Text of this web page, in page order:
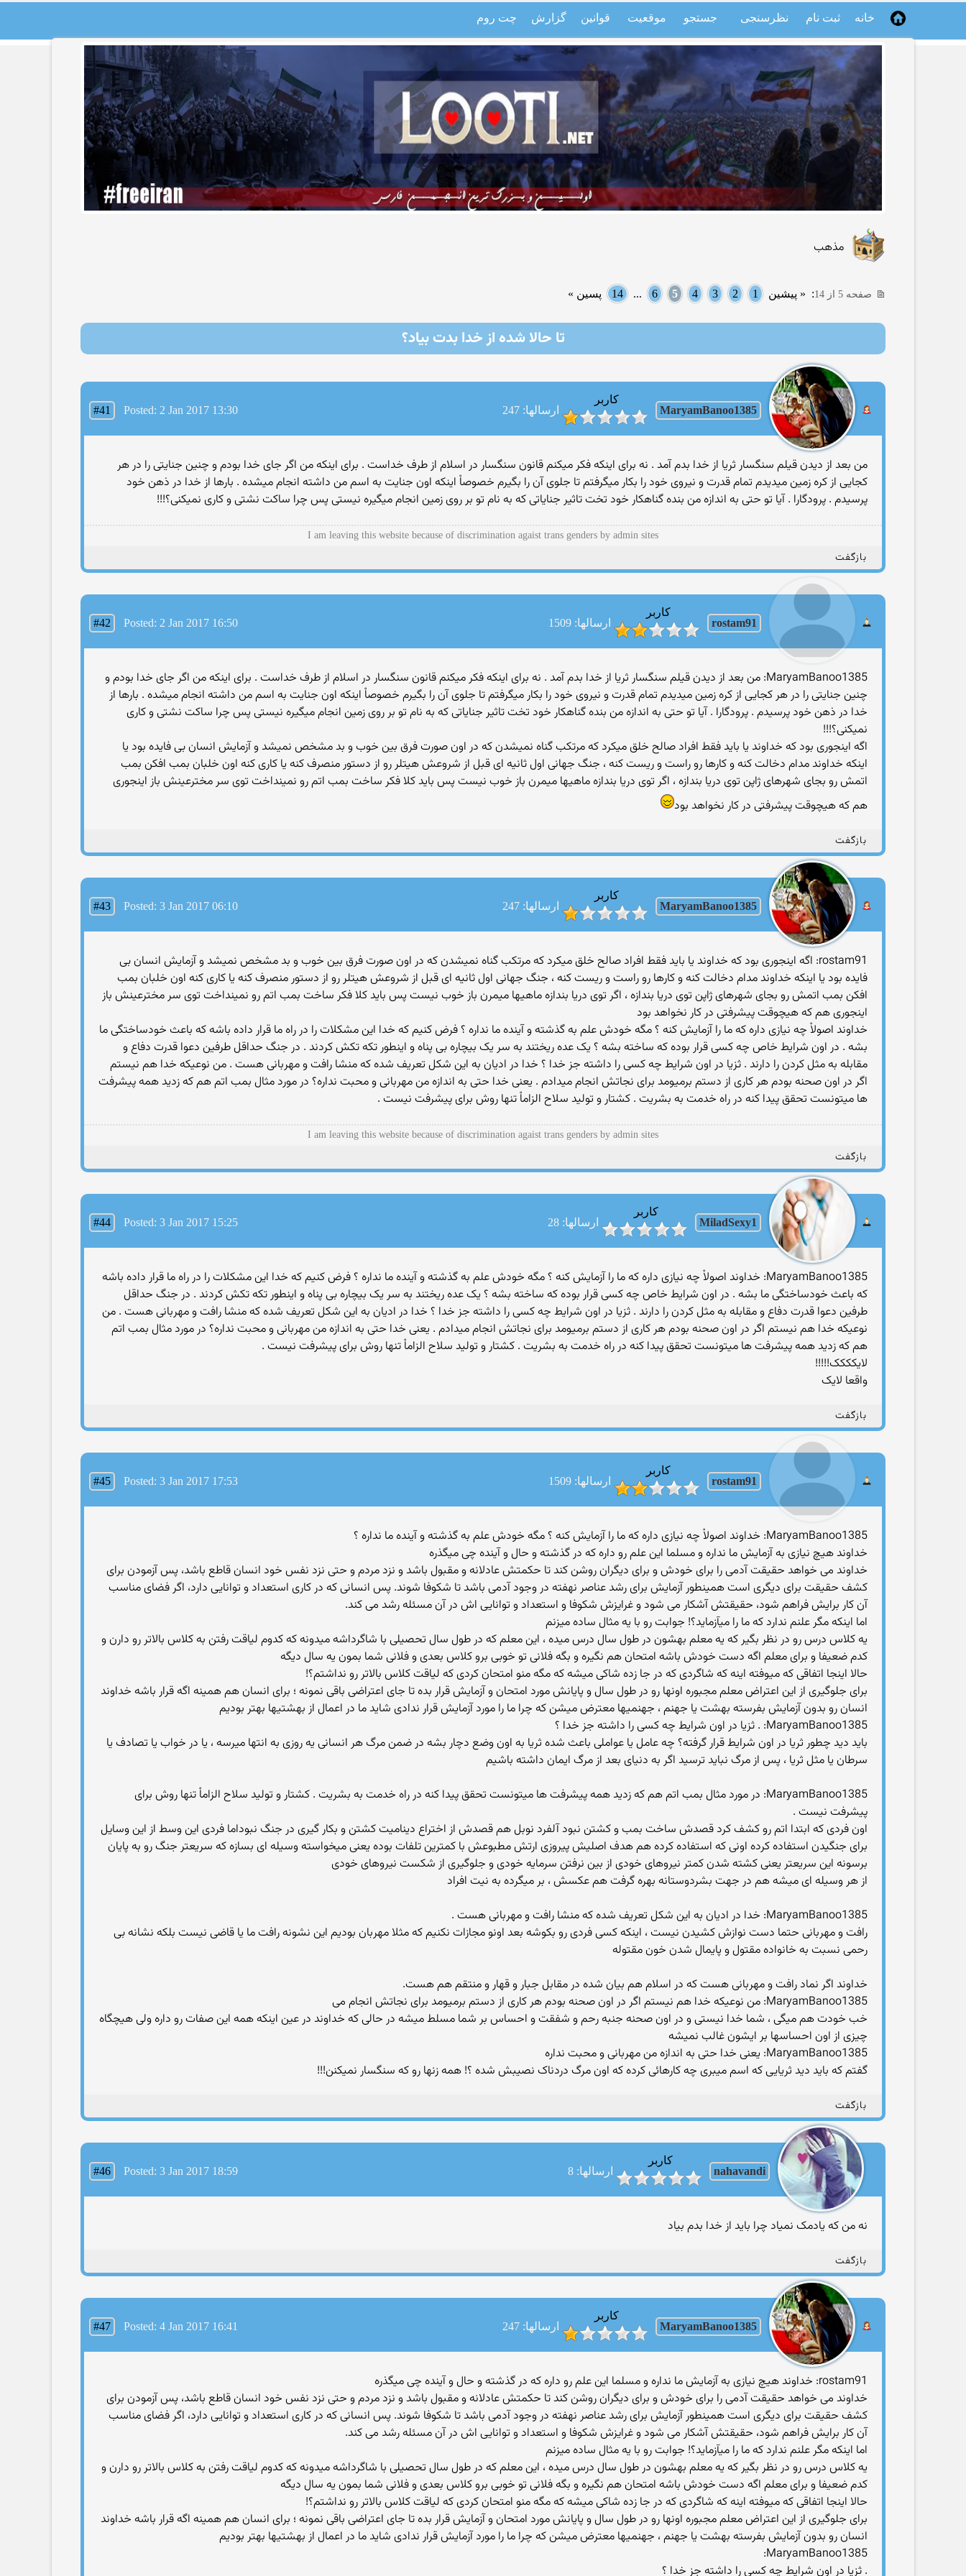
خانه ثبت نام نظرسنجی جستجو موقعیت قوانین گزارش چت روم
مذهب
صفحه 5 از 14 : « پیشین 1
2
3
4
5
6
...
14 پسین »
تا حالا شده از خدا بدت بیاد؟
MaryamBanoo1385
کاربر
ارسالها: 247
#41 Posted: 2 Jan 2017 13:30
من بعد از دیدن قیلم سنگسار ثریا از خدا بدم آمد . نه برای اینکه فکر میکنم قانون سنگسار در اسلام از طرف خداست . برای اینکه من اگر جای خدا بودم و چنین جنایتی را در هر
کجایی از کره زمین میدیدم تمام قدرت و نیروی خود را بکار میگرفتم تا جلوی آن را بگیرم خصوصاْ اینکه اون جنایت به اسم من داشته انجام میشده . بارها از خدا در ذهن خود
پرسیدم . پرودگارا . آیا تو حتی به اندازه من بنده گناهکار خود تخت تاثیر جنایاتی که به نام تو بر روی زمین انجام میگیره نیستی پس چرا ساکت نشتی و کاری نمیکنی؟!!!
I am leaving this website because of discrimination agaist trans genders by admin sites
بازگفت
rostam91
کاربر
ارسالها: 1509
#42 Posted: 2 Jan 2017 16:50
MaryamBanoo1385: من بعد از دیدن قیلم سنگسار ثریا از خدا بدم آمد . نه برای اینکه فکر میکنم قانون سنگسار در اسلام از طرف خداست . برای اینکه من اگر جای خدا بودم و
چنین جنایتی را در هر کجایی از کره زمین میدیدم تمام قدرت و نیروی خود را بکار میگرفتم تا جلوی آن را بگیرم خصوصاْ اینکه اون جنایت به اسم من داشته انجام میشده . بارها از
خدا در ذهن خود پرسیدم . پرودگارا . آیا تو حتی به اندازه من بنده گناهکار خود تخت تاثیر جنایاتی که به نام تو بر روی زمین انجام میگیره نیستی پس چرا ساکت نشتی و کاری
نمیکنی؟!!!
اگه اینجوری بود که خداوند یا باید فقط افراد صالح خلق میکرد که مرتکب گناه نمیشدن که در اون صورت فرق بین خوب و بد مشخص نمیشد و آزمایش انسان بی فایده بود یا
اینکه خداوند مدام دخالت کنه و کارها رو راست و ریست کنه ، جنگ جهانی اول ثانیه ای قبل از شروعش هیتلر رو از دستور منصرف کنه یا کاری کنه اون خلبان بمب افکن بمب
اتمش رو بجای شهرهای ژاپن توی دریا بندازه ، اگر توی دریا بندازه ماهیها میمرن باز خوب نیست پس باید کلا فکر ساخت بمب اتم رو نمینداخت توی سر مخترعینش باز اینجوری
هم که هیچوقت پیشرفتی در کار نخواهد بود
بازگفت
MaryamBanoo1385
کاربر
ارسالها: 247
#43 Posted: 3 Jan 2017 06:10
rostam91: اگه اینجوری بود که خداوند یا باید فقط افراد صالح خلق میکرد که مرتکب گناه نمیشدن که در اون صورت فرق بین خوب و بد مشخص نمیشد و آزمایش انسان بی
فایده بود یا اینکه خداوند مدام دخالت کنه و کارها رو راست و ریست کنه ، جنگ جهانی اول ثانیه ای قبل از شروعش هیتلر رو از دستور منصرف کنه یا کاری کنه اون خلبان بمب
افکن بمب اتمش رو بجای شهرهای ژاپن توی دریا بندازه ، اگر توی دریا بندازه ماهیها میمرن باز خوب نیست پس باید کلا فکر ساخت بمب اتم رو نمینداخت توی سر مخترعینش باز
اینجوری هم که هیچوقت پیشرفتی در کار نخواهد بود
خداوند اصولاْ چه نیازی داره که ما را آزمایش کنه ؟ مگه خودش علم به گذشته و آینده ما نداره ؟ فرض کنیم که خدا این مشکلات را در راه ما قرار داده باشه که باعث خودساختگی ما
بشه . در اون شرایط خاص چه کسی قرار بوده که ساخته بشه ؟ یک عده ریختند به سر یک بیچاره بی پناه و اینطور تکه تکش کردند . در جنگ حداقل طرفین دعوا قدرت دفاع و
مقابله به مثل کردن را دارند . ثزیا در اون شرایط چه کسی را داشته جز خدا ؟ خدا در ادیان به این شکل تعریف شده که منشا رافت و مهربانی هست . من نوعیکه خدا هم نیستم
اگر در اون صحنه بودم هر کاری از دستم برمیومد برای نجاتش انجام میدادم . یعنی خدا حتی به اندازه من مهربانی و محبت نداره؟ در مورد مثال بمب اتم هم که زدید همه پیشرفت
ها میتونست تحقق پیدا کنه در راه خدمت به بشریت . کشتار و تولید سلاح الزاماْ تنها روش برای پیشرفت نیست .
I am leaving this website because of discrimination agaist trans genders by admin sites
بازگفت
MiladSexy1
کاربر
ارسالها: 28
#44 Posted: 3 Jan 2017 15:25
MaryamBanoo1385: خداوند اصولاْ چه نیازی داره که ما را آزمایش کنه ؟ مگه خودش علم به گذشته و آینده ما نداره ؟ فرض کنیم که خدا این مشکلات را در راه ما قرار داده باشه
که باعث خودساختگی ما بشه . در اون شرایط خاص چه کسی قرار بوده که ساخته بشه ؟ یک عده ریختند به سر یک بیچاره بی پناه و اینطور تکه تکش کردند . در جنگ حداقل
طرفین دعوا قدرت دفاع و مقابله به مثل کردن را دارند . ثزیا در اون شرایط چه کسی را داشته جز خدا ؟ خدا در ادیان به این شکل تعریف شده که منشا رافت و مهربانی هست . من
نوعیکه خدا هم نیستم اگر در اون صحنه بودم هر کاری از دستم برمیومد برای نجاتش انجام میدادم . یعنی خدا حتی به اندازه من مهربانی و محبت نداره؟ در مورد مثال بمب اتم
هم که زدید همه پیشرفت ها میتونست تحقق پیدا کنه در راه خدمت به بشریت . کشتار و تولید سلاح الزاماْ تنها روش برای پیشرفت نیست .
لایکککک!!!!!
واقعا لایک
بازگفت
rostam91
کاربر
ارسالها: 1509
#45 Posted: 3 Jan 2017 17:53
MaryamBanoo1385: خداوند اصولاْ چه نیازی داره که ما را آزمایش کنه ؟ مگه خودش علم به گذشته و آینده ما نداره ؟
خداوند هیچ نیازی به آزمایش ما نداره و مسلما این علم رو داره که در گذشته و حال و آینده چی میگذره
خداوند می خواهد حقیقت آدمی را برای خودش و برای دیگران روشن کند تا حکمتش عادلانه و مقبول باشد و نزد مردم و حتی نزد نفس خود انسان قاطع باشد، پس آزمودن برای
کشف حقیقت برای دیگری است همینطور آزمایش برای رشد عناصر نهفته در وجود آدمی باشد تا شکوفا شوند. پس انسانی که در کاری استعداد و توانایی دارد، اگر فضای مناسب
آن کار برایش فراهم شود، حقیقتش آشکار می شود و غرایزش شکوفا و استعداد و توانایی اش در آن مسئله رشد می کند.
اما اینکه مگر علنم ندارد که ما را میآزماید؟! جوابت رو با یه مثال ساده میزنم
یه کلاس درس رو در نظر بگیر که یه معلم بهشون در طول سال درس میده ، این معلم که در طول سال تحصیلی با شاگرداشه میدونه که کدوم لیاقت رفتن به کلاس بالاتر رو دارن و
کدم ضعیفا و برای معلم اگه دست خودش باشه امتحان هم نگیره و بگه فلانی تو خوبی برو کلاس بعدی و فلانی شما بمون یه سال دیگه
حالا اینجا اتفاقی که میوفته اینه که شاگردی که در جا زده شاکی میشه که مگه منو امتحان کردی که لیاقت کلاس بالاتر رو نداشتم؟!
برای جلوگیری از این اعتراض معلم مجبوره اونها رو در طول سال و پایانش مورد امتحان و آزمایش قرار بده تا جای اعتراضی باقی نمونه ؛ برای انسان هم همینه اگه قرار باشه خداوند
انسان رو بدون آزمایش بفرسته بهشت یا جهنم ، جهنمیها معترض میشن که چرا ما را مورد آزمایش قرار ندادی شاید ما در اعمال از بهشتیها بهتر بودیم
MaryamBanoo1385: . ثزیا در اون شرایط چه کسی را داشته جز خدا ؟
باید دید چطور ثریا در اون شرایط قرار گرفته؟ چه عامل یا عواملی باعث شده ثریا به اون وضع دچار بشه در ضمن مرگ هر انسانی یه روزی به انتها میرسه ، یا در خواب یا تصادف یا
سرطان یا مثل ثریا ، پس از مرگ نباید ترسید اگر به دنیای بعد از مرگ ایمان داشته باشیم
MaryamBanoo1385: در مورد مثال بمب اتم هم که زدید همه پیشرفت ها میتونست تحقق پیدا کنه در راه خدمت به بشریت . کشتار و تولید سلاح الزاماْ تنها روش برای
پیشرفت نیست .
اون فردی که ابتدا اتم رو کشف کرد قصدش ساخت بمب و کشتن نبود آلفرد نوبل هم قصدش از اختراع دینامیت کشتن و بکار گیری در جنگ نبوداما فردی این وسط از این وسایل
برای جنگیدن استفاده کرده اونی که استفاده کرده هم هدف اصلیش پیروزی ارتش مطبوعش با کمترین تلفات بوده یعنی میخواسته وسیله ای بسازه که سریعتر جنگ رو به پایان
برسونه این سریعتر یعنی کشته شدن کمتر نیروهای خودی از بین نرفتن سرمایه خودی و جلوگیری از شکست نیروهای خودی
از هر وسیله ای میشه هم در جهت بشردوستانه بهره گرفت هم عکسش ، بر میگرده به نیت افراد
MaryamBanoo1385: خدا در ادیان به این شکل تعریف شده که منشا رافت و مهربانی هست .
رافت و مهربانی حتما دست نوازش کشیدن نیست ، اینکه کسی فردی رو بکوشه بعد اونو مجازات نکنیم که مثلا مهربان بودیم این نشونه رافت ما یا قاضی نیست بلکه نشانه بی
رحمی نسبت به خانواده مقتول و پایمال شدن خون مقتوله
خداوند اگر نماد رافت و مهربانی هست که در اسلام هم بیان شده در مقابل جبار و قهار و منتقم هم هست.
MaryamBanoo1385: من نوعیکه خدا هم نیستم اگر در اون صحنه بودم هر کاری از دستم برمیومد برای نجاتش انجام می
خب خودت هم میگی ، شما خدا نیستی و در اون صحنه جنبه رحم و شفقت و احساس بر شما مسلط میشه در حالی که خداوند در عین اینکه همه این صفات رو داره ولی هیچگاه
چیزی از اون احساسها بر ایشون غالب نمیشه
MaryamBanoo1385: یعنی خدا حتی به اندازه من مهربانی و محبت نداره
گفتم که باید دید ثریایی که اسم میبری چه کارهائی کرده که اون مرگ دردناک نصیبش شده ؟! همه زنها رو که سنگسار نمیکنن!!!
بازگفت
nahavandi
کاربر
ارسالها: 8
#46 Posted: 3 Jan 2017 18:59
نه من که یادمک نمیاد چرا باید از خدا بدم بیاد
بازگفت
MaryamBanoo1385
کاربر
ارسالها: 247
#47 Posted: 4 Jan 2017 16:41
rostam91: خداوند هیچ نیازی به آزمایش ما نداره و مسلما این علم رو داره که در گذشته و حال و آینده چی میگذره
خداوند می خواهد حقیقت آدمی را برای خودش و برای دیگران روشن کند تا حکمتش عادلانه و مقبول باشد و نزد مردم و حتی نزد نفس خود انسان قاطع باشد، پس آزمودن برای
کشف حقیقت برای دیگری است همینطور آزمایش برای رشد عناصر نهفته در وجود آدمی باشد تا شکوفا شوند. پس انسانی که در کاری استعداد و توانایی دارد، اگر فضای مناسب
آن کار برایش فراهم شود، حقیقتش آشکار می شود و غرایزش شکوفا و استعداد و توانایی اش در آن مسئله رشد می کند.
اما اینکه مگر علنم ندارد که ما را میآزماید؟! جوابت رو با یه مثال ساده میزنم
یه کلاس درس رو در نظر بگیر که یه معلم بهشون در طول سال درس میده ، این معلم که در طول سال تحصیلی با شاگرداشه میدونه که کدوم لیاقت رفتن به کلاس بالاتر رو دارن و
کدم ضعیفا و برای معلم اگه دست خودش باشه امتحان هم نگیره و بگه فلانی تو خوبی برو کلاس بعدی و فلانی شما بمون یه سال دیگه
حالا اینجا اتفاقی که میوفته اینه که شاگردی که در جا زده شاکی میشه که مگه منو امتحان کردی که لیاقت کلاس بالاتر رو نداشتم؟!
برای جلوگیری از این اعتراض معلم مجبوره اونها رو در طول سال و پایانش مورد امتحان و آزمایش قرار بده تا جای اعتراضی باقی نمونه ؛ برای انسان هم همینه اگه قرار باشه خداوند
انسان رو بدون آزمایش بفرسته بهشت یا جهنم ، جهنمیها معترض میشن که چرا ما را مورد آزمایش قرار ندادی شاید ما در اعمال از بهشتیها بهتر بودیم
MaryamBanoo1385:
. ثزیا در اون شرایط چه کسی را داشته جز خدا ؟